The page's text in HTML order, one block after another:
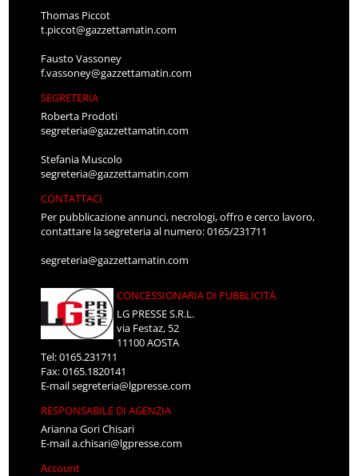
Thomas Piccot
t.piccot@gazzettamatin.com
Fausto Vassoney
f.vassoney@gazzettamatin.com
SEGRETERIA
Roberta Prodoti
segreteria@gazzettamatin.com
Stefania Muscolo
segreteria@gazzettamatin.com
CONTATTACI
Per pubblicazione annunci, necrologi, offro e cerco lavoro,
contattare la segreteria al numero: 0165/231711
segreteria@gazzettamatin.com
CONCESSIONARIA DI PUBBLICITÀ
LG PRESSE S.R.L.
via Festaz, 52
11100 AOSTA
Tel: 0165.231711
Fax: 0165.1820141
E-mailsegreteria@lgpresse.com
RESPONSABILE DI AGENZIA
Arianna Gori Chisari
E-maila.chisari@lgpresse.com
Account